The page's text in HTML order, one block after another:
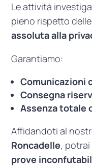
Le attività
pieno rispetto
assoluta alla
Garantiamo:
Comunicazioni
Consegna
Assenza totale
Affidandoti al
Roncadelle,
prove